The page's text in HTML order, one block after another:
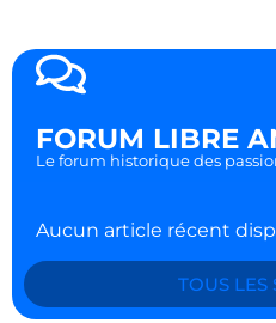
FORUM LIBRE
Le forum historique des
Aucun article récent
TOUS LES